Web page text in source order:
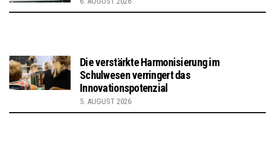
Die verstärkte Harmonisierung im
Schulwesen verringert das
Innovationspotenzial
5. AUGUST 2026